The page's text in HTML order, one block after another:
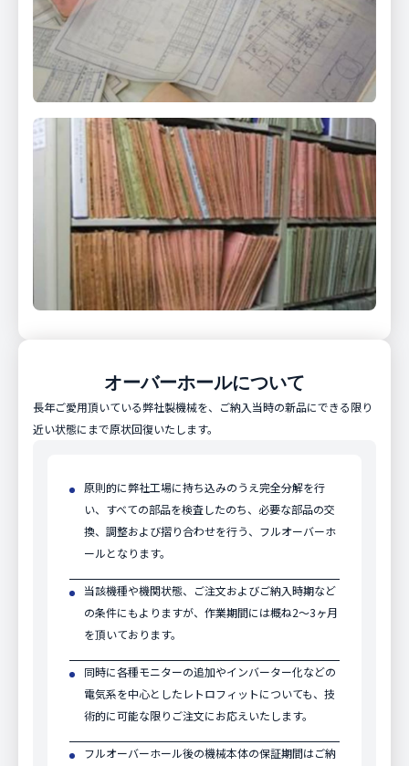
オーバーホールについて
長年ご愛用頂いている弊社製機械を、ご納入当時の新品にできる限り
近い状態にまで原状回復いたします。
原則的に弊社工場に持ち込みのうえ完全分解を行
い、すべての部品を検査したのち、必要な部品の交
換、調整および摺り合わせを行う、フルオーバーホ
ールとなります。
当該機種や機関状態、ご注文およびご納入時期など
の条件にもよりますが、作業期間には概ね2～3ヶ月
を頂いております。
同時に各種モニターの追加やインバーター化などの
電気系を中心としたレトロフィットについても、技
術的に可能な限りご注文にお応えいたします。
フルオーバーホール後の機械本体の保証期間はご納